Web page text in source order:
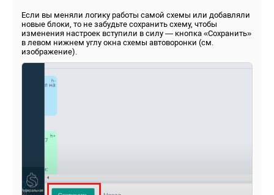
Если вы меняли логику работы самой схемы или добавляли
новые блоки, то не забудьте сохранить схему, чтобы
изменения настроек вступили в силу — кнопка «Сохранить»
в левом нижнем углу окна схемы автоворонки (см.
изображение).